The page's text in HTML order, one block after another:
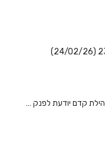
קדם יודעת לפנק …